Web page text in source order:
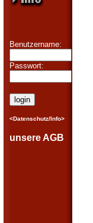
Benutzername:
Passwort:
<Datenschutz/Info>
unsere AGB